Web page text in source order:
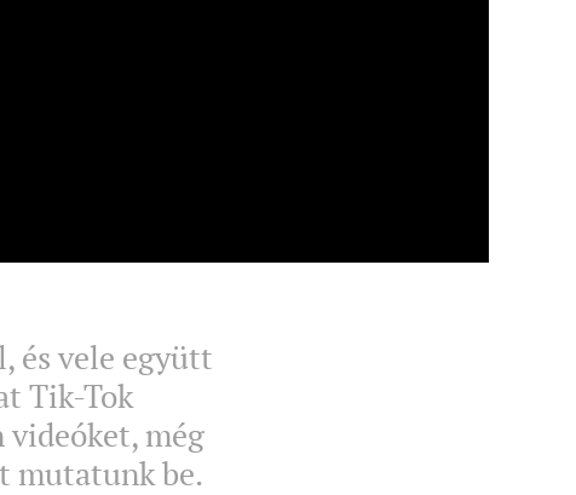
és vele együtt
Tik-Tok
még
mutatunk be.